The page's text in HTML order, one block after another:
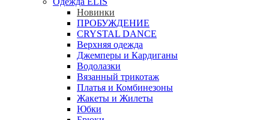
Новинки
ПРОБУЖДЕНИЕ
CRYSTAL DANCE
Верхняя одежда
Джемперы и Кардиганы
Водолазки
Вязанный трикотаж
Платья и Комбинезоны
Жакеты и Жилеты
Юбки